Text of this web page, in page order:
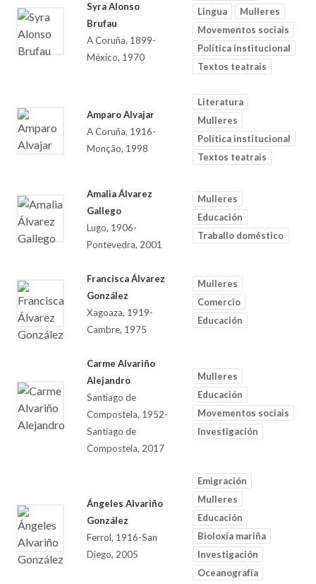
Syra Alonso
Brufau
A Coruña, 1899-
México, 1970
Lingua
Mulleres
Movementos sociais
Política institucional
Textos teatrais
Amparo Alvajar
A Coruña, 1916-
Monção, 1998
Literatura
Mulleres
Política institucional
Textos teatrais
Amalia Álvarez
Gallego
Lugo, 1906-
Pontevedra, 2001
Mulleres
Educación
Traballo doméstico
Francisca Álvarez
González
Xagoaza, 1919-
Cambre, 1975
Mulleres
Comercio
Educación
Carme Alvariño
Alejandro
Santiago de
Compostela, 1952-
Santiago de
Compostela, 2017
Mulleres
Educación
Movementos sociais
Investigación
Ángeles Alvariño
González
Ferrol, 1916-San
Diego, 2005
Emigración
Mulleres
Educación
Bioloxía mariña
Investigación
Oceanografía